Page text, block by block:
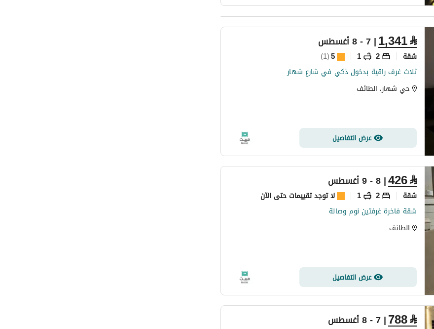
⃁
1,341| 7 - 8 أغسطس
شقة 2
1
5
(
1
)
ثلاث غرف راقية بدخول ذكي في شارع شهار
حي شهار، الطائف
عرض التفاصيل
⃁
426| 8 - 9 أغسطس
شقة 2
1
لا توجد تقييمات حتى الآن
شقة فاخرة غرفتين نوم وصالة
الطائف
عرض التفاصيل
⃁
788| 7 - 8 أغسطس